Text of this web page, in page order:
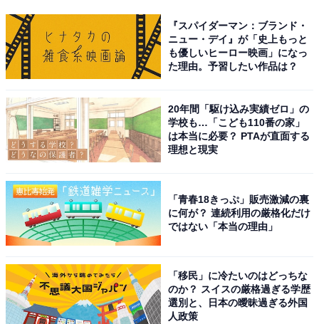
『スパイダーマン：ブランド・
ニュー・デイ』が「史上もっと
も優しいヒーロー映画」になっ
た理由。予習したい作品は？
20年間「駆け込み実績ゼロ」の
学校も…「こども110番の家」
は本当に必要？ PTAが直面する
理想と現実
「青春18きっぷ」販売激減の裏
に何が？ 連続利用の厳格化だけ
ではない「本当の理由」
「移民」に冷たいのはどっちな
のか？ スイスの厳格過ぎる学歴
選別と、日本の曖昧過ぎる外国
人政策